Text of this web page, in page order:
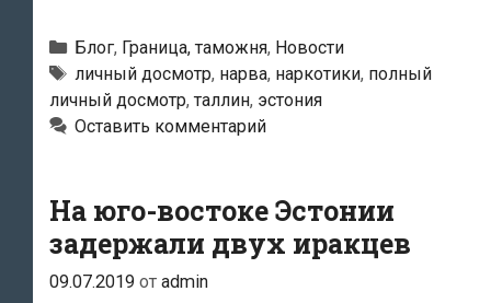
границе
жительницу
Таллина
раздели
Поводом
для
личного
Рубрики
Блог, Граница, таможня, Новости
Метки
личный досмотр, нарва, наркотики, полный
личный досмотр,таллин, эстония
Оставить комментарий
На юго-востоке Эстонии
задержали двух иракцев
09.07.2019 от admin